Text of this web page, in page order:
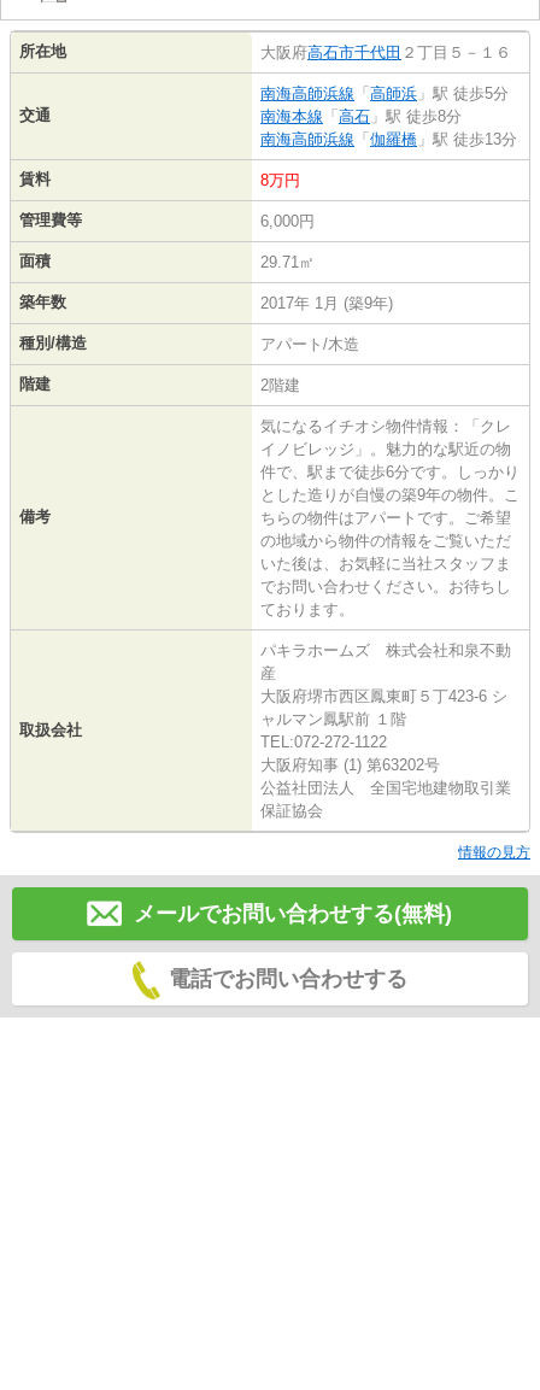
所在地 大阪府高石市千代田 ２丁目５－１６
交通
南海高師浜線 「 高師浜 」駅 徒歩5分
南海本線 「 高石 」駅 徒歩8分
南海高師浜線 「 伽羅橋 」駅 徒歩13分
賃料 8万円
管理費等 6,000円
面積 29.71㎡
築年数 2017年 1月 (築9年)
種別/構造 アパート/木造
階建 2階建
備考
気になるイチオシ物件情報：「クレ
イノビレッジ」。魅力的な駅近の物
件で、駅まで徒歩6分です。しっかり
とした造りが自慢の築9年の物件。こ
ちらの物件はアパートです。ご希望
の地域から物件の情報をご覧いただ
いた後は、お気軽に当社スタッフま
でお問い合わせください。お待ちし
ております。
取扱会社
パキラホームズ 株式会社和泉不動
産
大阪府堺市西区鳳東町５丁423-6 シ
ャルマン鳳駅前 １階
TEL:072-272-1122
大阪府知事 (1) 第63202号
公益社団法人 全国宅地建物取引業
保証協会
情報の見方
メールでお問い合わせする(無料)
電話でお問い合わせする